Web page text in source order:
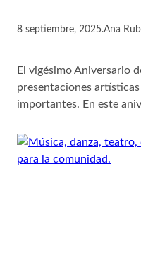
8 septiembre, 2025.Ana
El vigésimo Aniversario
presentaciones
importantes. En este